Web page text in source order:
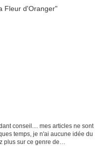
conseil.... mes articles ne sont
temps, je n'ai aucune idée du
plus sur ce genre de